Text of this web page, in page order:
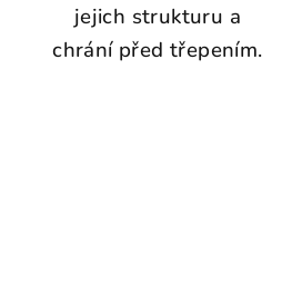
jejich strukturu a
chrání před třepením.